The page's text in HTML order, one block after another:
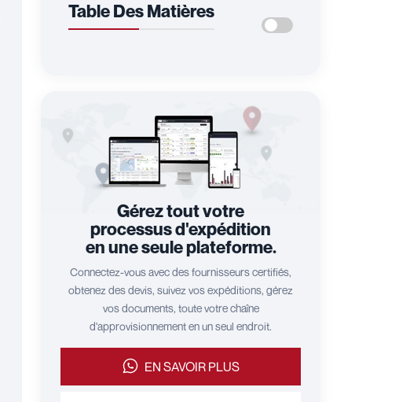
Table Des Matières
Gérez tout votre
processus d'expédition
en une seule plateforme.
Connectez-vous avec des fournisseurs certifiés,
obtenez des devis, suivez vos expéditions, gérez
vos documents, toute votre chaîne
d'approvisionnement en un seul endroit.
EN SAVOIR PLUS